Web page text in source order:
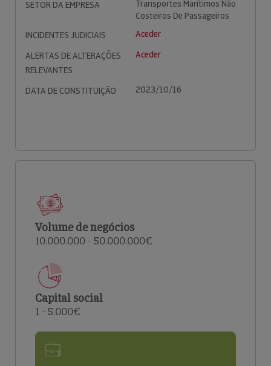
SETOR DA EMPRESA
Transportes Marítimos Não
Costeiros De Passageiros
INCIDENTES JUDICIAIS
Aceder
ALERTAS DE ALTERAÇÕES
RELEVANTES
Aceder
DATA DE CONSTITUIÇÃO 2023/10/16
Volume de negócios
10.000.000 - 50.000.000€
Capital social
1 - 5.000€